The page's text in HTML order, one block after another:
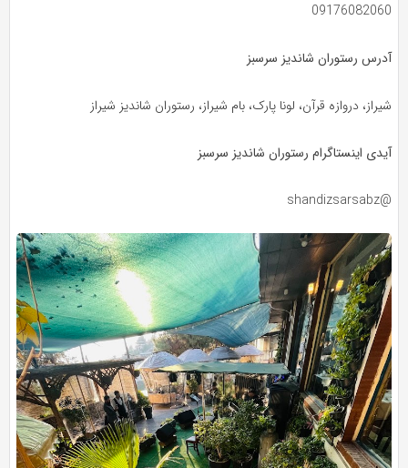
09176082060
آدرس رستوران شاندیز سرسبز
شیراز، دروازه قرآن، لونا پارک، بام شیراز، رستوران شاندیز شیراز
آیدی اینستاگرام رستوران شاندیز سرسبز
@shandizsarsabz